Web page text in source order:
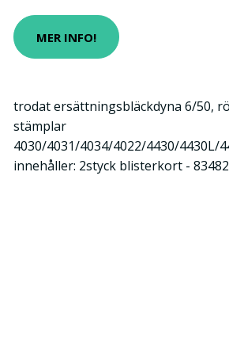
MER INFO!
trodat ersättningsbläckdyna 6/50,
stämplar
4030/4031/4034/4022/4430/4430L/
innehåller: 2styck blisterkort - 83482